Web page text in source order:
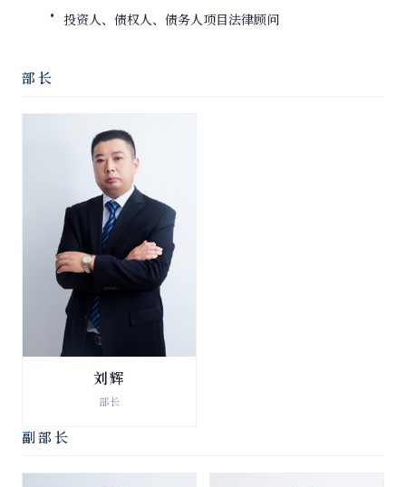
投资人、债权人、债务人项目法律顾问
部长
破产清算与重整
刘辉
部长
副部长